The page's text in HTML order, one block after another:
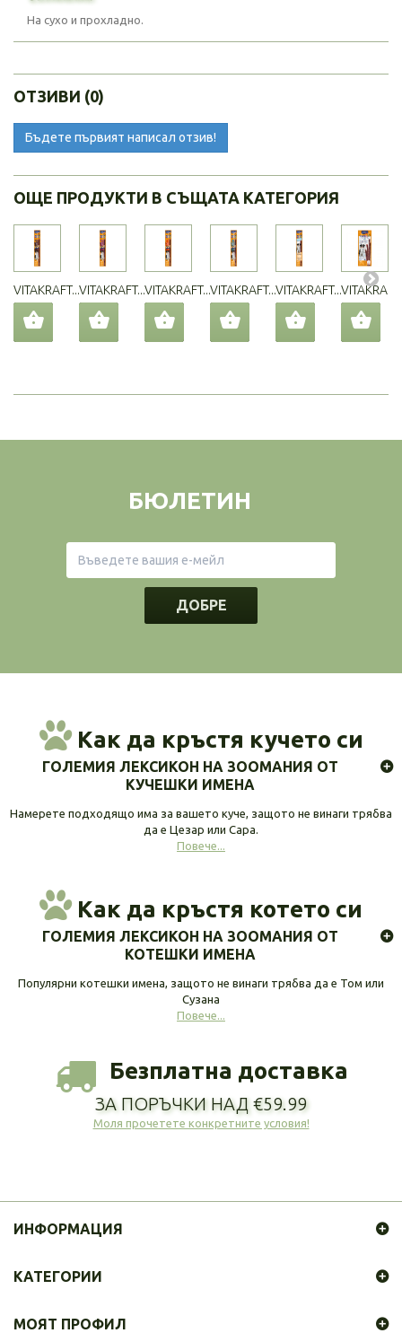
На сухо и прохладно.
ОТЗИВИ (0)
Бъдете първият написал отзив!
ОЩЕ ПРОДУКТИ В СЪЩАТА КАТЕГОРИЯ
VITAKRAFT...VITAKRAFT...VITAKRAFT...VITAKRAFT...VITAKRAFT...
БЮЛЕТИН
ДОБРЕ
Как да кръстя кучето си
ГОЛЕМИЯ ЛЕКСИКОН НА ЗООМАНИЯ ОТ
КУЧЕШКИ ИМЕНА
Намерете подходящо има за вашето куче, защото не винаги трябва
да е Цезар или Сара.
Повече...
Как да кръстя котето си
ГОЛЕМИЯ ЛЕКСИКОН НА ЗООМАНИЯ ОТ
КОТЕШКИ ИМЕНА
Популярни котешки имена, защото не винаги трябва да е Том или
Сузана
Повече...
Безплатна доставка
ЗА ПОРЪЧКИ НАД €59.99
Моля прочетете конкретните условия!
ИНФОРМАЦИЯ
КАТЕГОРИИ
МОЯТ ПРОФИЛ